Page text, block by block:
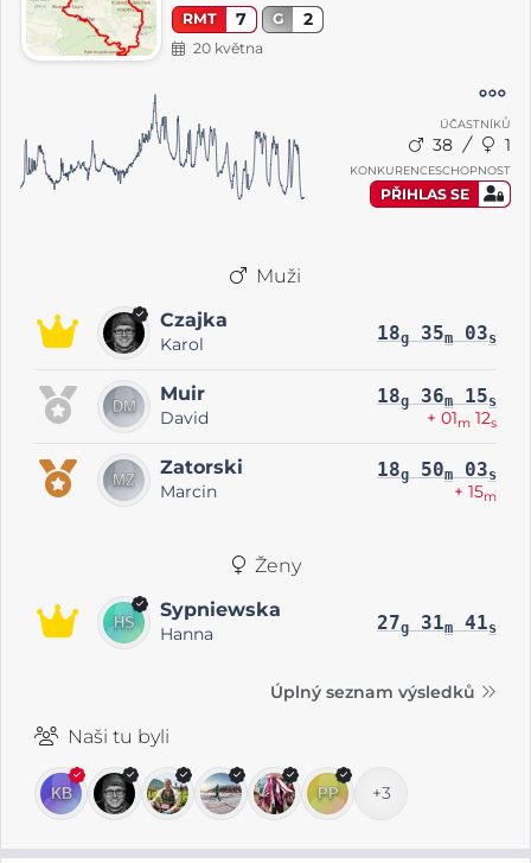
RMT 7 G 2
20 května
ÚČASTNÍKŮ
38 1
KONKURENCESCHOPNOST
PŘIHLAS SE
Muži
Czajka
Karol 18g 35m 03s
Muir
David
18g 36m 15s
+ 01m 12s
Zatorski
Marcin
18g 50m 03s
+ 15m
Ženy
Sypniewska
Hanna 27g 31m 41s
Úplný seznam výsledků
Naši tu byli
+3